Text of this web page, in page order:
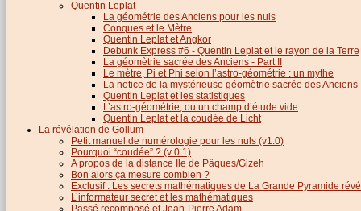
Quentin Leplat
La géométrie des Anciens pour les nuls
Conques et le Mètre
Quentin Leplat et Angkor
Debunk Express #6 - Quentin Leplat et le rayon de la Terre
La géomètrie sacrée des Anciens - Part II
Le mètre, Pi et Phi selon l’astro-géométrie : un mythe
La notice de la mystérieuse géomètrie sacrée des Anciens
Quentin Leplat et les statistiques
L’astro-géométrie, ou un champ d’étude vide
Quentin Leplat et la coudée de Licht
La révélation de Gollum
Petit manuel de numérologie pour les nuls (v1.0)
Pourquoi “coudée” ? (v 0.1)
A propos de la distance Ile de Pâques/Gizeh
Bon alors ça mesure combien ?
Exclusif : Les secrets mathématiques de La Grande Pyramide
L’informateur secret et les mathématiques
Passé recomposé et Jean-Pierre Adam